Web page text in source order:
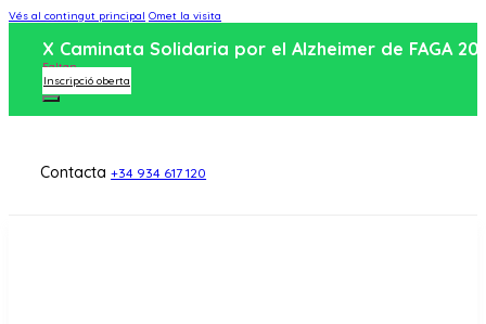
Vés al contingut principal Omet la visita
X Caminata Solidaria por el Alzheimer de FAGA
Faltan
Inscripció oberta
Contacta+34 934 617 120